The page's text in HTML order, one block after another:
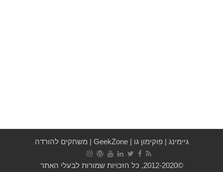
גיימינג| פוקימון גו|
GeekZone
| משחקים להורדה
©2012-2020, כל הזכויות שמורות לבעלי האתר